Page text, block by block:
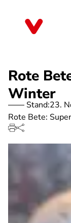
Rote
Winter
Stand:23.
Rote Bete: